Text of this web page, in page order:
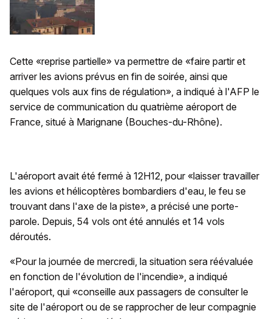
Cette «reprise partielle» va permettre de «faire partir et
arriver les avions prévus en fin de soirée, ainsi que
quelques vols aux fins de régulation», a indiqué à l'AFP le
service de communication du quatrième aéroport de
France, situé à Marignane (Bouches-du-Rhône).
L'aéroport avait été fermé à 12H12, pour «laisser travailler
les avions et hélicoptères bombardiers d'eau, le feu se
trouvant dans l'axe de la piste», a précisé une porte-
parole. Depuis, 54 vols ont été annulés et 14 vols
déroutés.
«Pour la journée de mercredi, la situation sera réévaluée
en fonction de l'évolution de l'incendie», a indiqué
l'aéroport, qui «conseille aux passagers de consulter le
site de l'aéroport ou de se rapprocher de leur compagnie